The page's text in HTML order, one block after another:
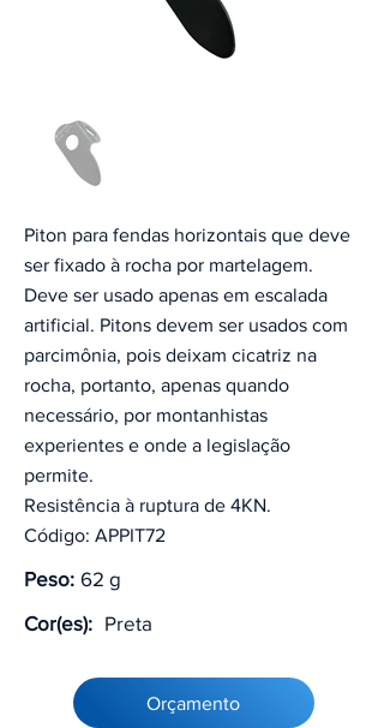
Piton para fendas horizontais que deve
ser fixado à rocha por martelagem.
Deve ser usado apenas em escalada
artificial. Pitons devem ser usados com
parcimônia, pois deixam cicatriz na
rocha, portanto, apenas quando
necessário, por montanhistas
experientes e onde a legislação
permite.
Resistência à ruptura de 4KN.
Código: APPIT72
Peso: 62 g
Cor(es): Preta
Orçamento